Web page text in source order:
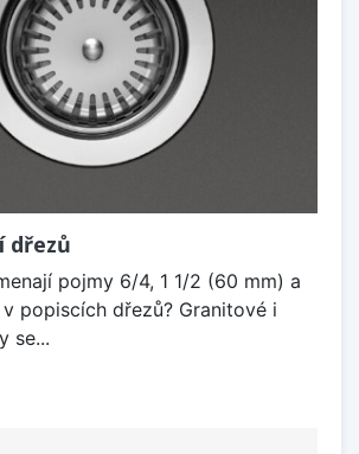
dřezů
pojmy 6/4, 1 1/2 (60 mm) a
popiscích dřezů? Granitové i
se...